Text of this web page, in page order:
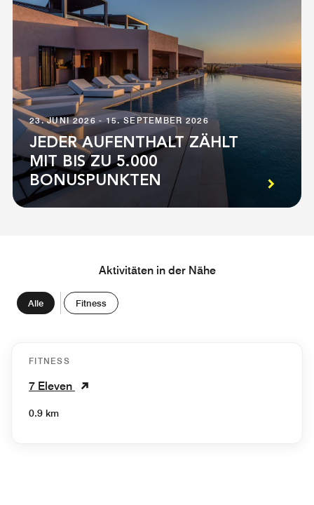
23. JUNI 2026 - 15. SEPTEMBER 2026
JEDER AUFENTHALT ZÄHLT
MIT BIS ZU 5.000
BONUSPUNKTEN
Aktivitäten in der Nähe
Alle Fitness
FITNESS
7 Eleven
0.9 km